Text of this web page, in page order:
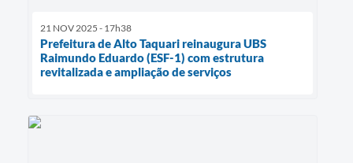
21 NOV 2025 - 17h38
Prefeitura de Alto Taquari reinaugura UBS
Raimundo Eduardo (ESF-1) com estrutura
revitalizada e ampliação de serviços